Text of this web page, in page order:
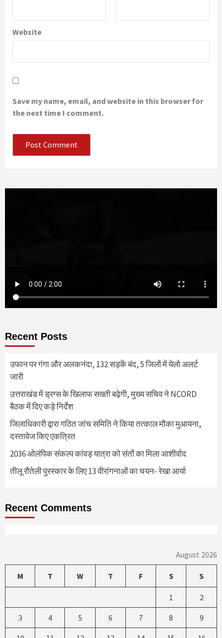
Website
Save my name, email, and website in this browser for
the next time I comment.
Recent Posts
उफान पर गंगा और अलकनंदा, 132 सड़कें बंद, 5 जिलों में येलो अलर्ट
जारी
उत्तराखंड में ड्रग्स के खिलाफ सख्ती बढ़ेगी, मुख्य सचिव ने NCORD
बैठक में दिए कड़े निर्देश
जिलाधिकारी द्वारा गठित जांच समिति ने किया तत्काल मौका मुआयना,
दस्तावेज किए एकत्रित
2036 ओलंपिक संकल्प कांवड़ यात्रा को संतों का मिला आशीर्वाद
तीलू रौतेली पुरस्कार के लिए 13 वीरांगनाओं का चयन- रेखा आर्या
Recent Comments
August 2026
M T W T F S S
1 2
3 4 5 6 7 8 9